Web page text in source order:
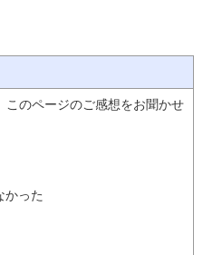
このページのご感想をお聞かせ
かった